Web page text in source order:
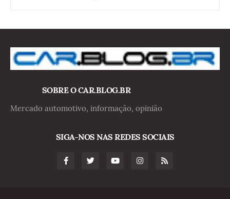
SOBRE O CAR.BLOG.BR
Mercado automotivo, informação, opinião
SIGA-NOS NAS REDES SOCIAIS